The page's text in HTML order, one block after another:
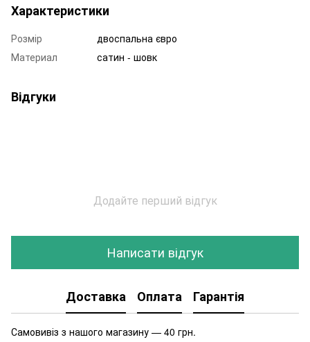
Характеристики
Розмір
двоспальна євро
Материал
сатин - шовк
Відгуки
Додайте перший відгук
Написати відгук
Доставка Оплата Гарантія
Самовивіз з нашого магазину — 40 грн.